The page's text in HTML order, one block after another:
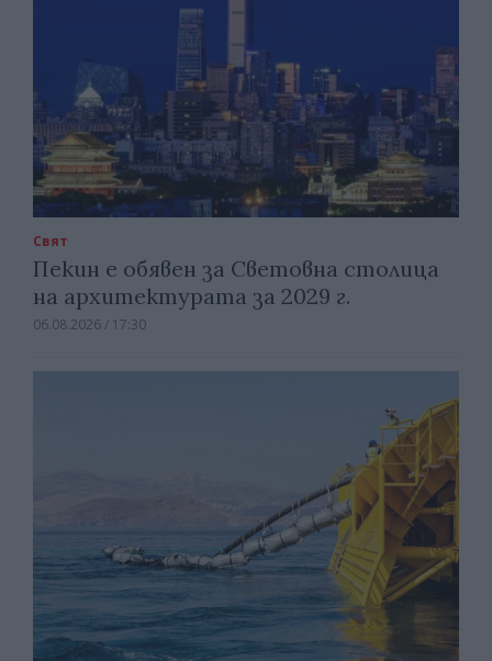
Свят
Пекин е обявен за Световна столица
на архитектурата за 2029 г.
06.08.2026 / 17:30